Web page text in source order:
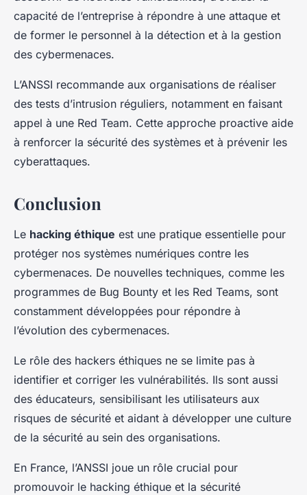
capacité de l’entreprise à répondre à une attaque et
de former le personnel à la détection et à la gestion
des cybermenaces.
L’ANSSI recommande aux organisations de réaliser
des tests d’intrusion réguliers, notamment en faisant
appel à une Red Team. Cette approche proactive aide
à renforcer la sécurité des systèmes et à prévenir les
cyberattaques.
Conclusion
Le hacking éthique est une pratique essentielle pour
protéger nos systèmes numériques contre les
cybermenaces. De nouvelles techniques, comme les
programmes de Bug Bounty et les Red Teams, sont
constamment développées pour répondre à
l’évolution des cybermenaces.
Le rôle des hackers éthiques ne se limite pas à
identifier et corriger les vulnérabilités. Ils sont aussi
des éducateurs, sensibilisant les utilisateurs aux
risques de sécurité et aidant à développer une culture
de la sécurité au sein des organisations.
En France, l’ANSSI joue un rôle crucial pour
promouvoir le hacking éthique et la sécurité